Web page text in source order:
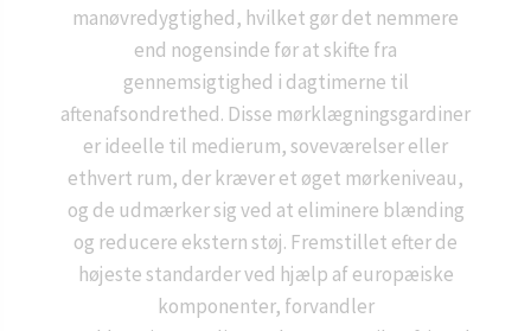
manøvredygtighed, hvilket gør det nemmere
end nogensinde før at skifte fra
gennemsigtighed i dagtimerne til
aftenafsondrethed. Disse mørklægningsgardiner
er ideelle til medierum, soveværelser eller
ethvert rum, der kræver et øget mørkeniveau,
og de udmærker sig ved at eliminere blænding
og reducere ekstern støj. Fremstillet efter de
højeste standarder ved hjælp af europæiske
komponenter, forvandler